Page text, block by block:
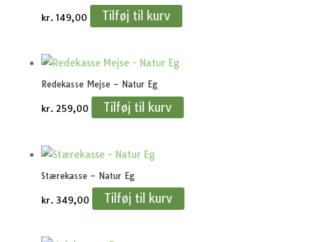
kr. 149,00 Tilføj til kurv
Redekasse Mejse – Natur Eg
kr. 259,00 Tilføj til kurv
Stærekasse – Natur Eg
kr. 349,00 Tilføj til kurv